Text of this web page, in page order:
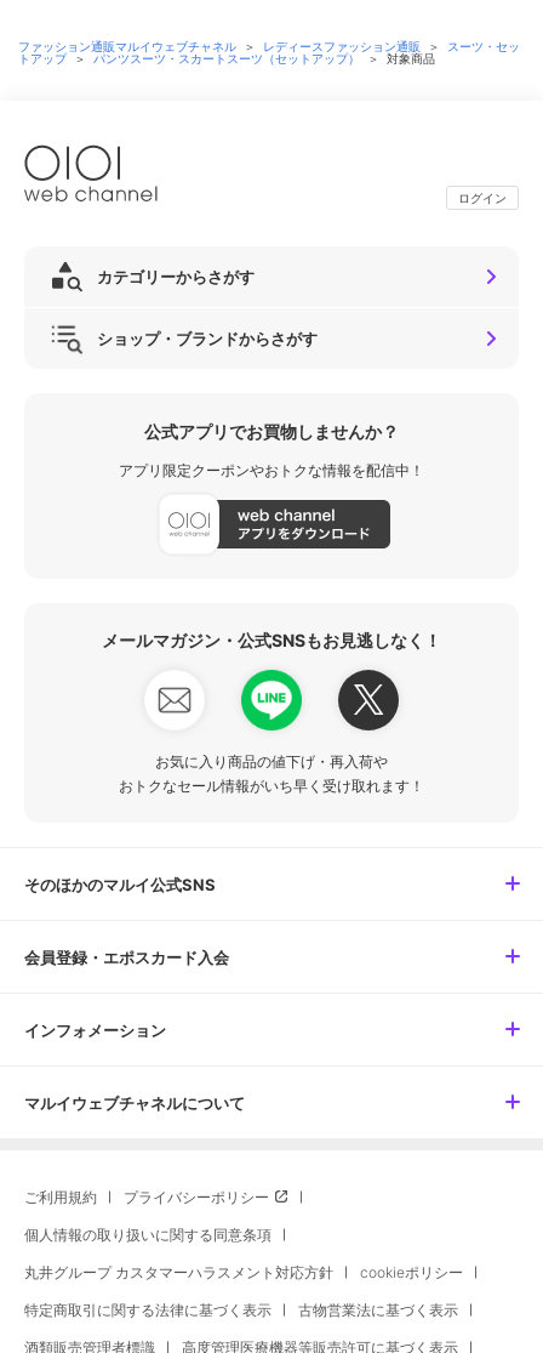
ファッション通販マルイウェブチャネル ＞ レディースファッション通販 ＞
スーツ・セッ
トアップ ＞ パンツスーツ・スカートスーツ（セットアップ） ＞ 対象商品
ログイン
カテゴリーからさがす
ショップ・ブランドからさがす
公式アプリでお買物しませんか？
アプリ限定クーポンやおトクな情報を配信中！
メールマガジン・公式SNSもお見逃しなく！
お気に入り商品の値下げ・再入荷や
おトクなセール情報がいち早く受け取れます！
そのほかのマルイ公式SNS
会員登録・エポスカード入会
インフォメーション
マルイウェブチャネルについて
ご利用規約 プライバシーポリシー
個人情報の取り扱いに関する同意条項
丸井グループ カスタマーハラスメント対応方針 cookieポリシー
特定商取引に関する法律に基づく表示 古物営業法に基づく表示
酒類販売管理者標識 高度管理医療機器等販売許可に基づく表示